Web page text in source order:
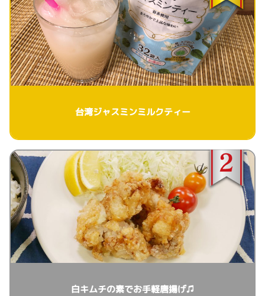
台湾ジャスミンミルクティー
白キムチの素でお手軽唐揚げ♫